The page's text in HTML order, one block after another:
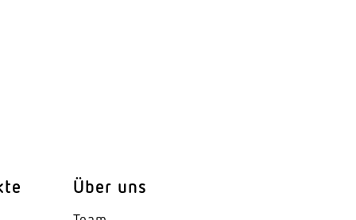
Über uns